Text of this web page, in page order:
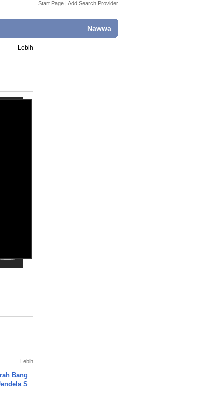
Start Page | Add Search Provider
Nawwa
Lebih
Lebih
Bang
S